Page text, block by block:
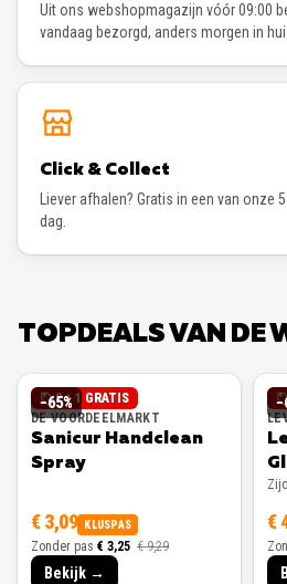
Uit ons webshopmagazijn vóór 09:00
vandaag bezorgd, anders morgen in
Click & Collect
Liever afhalen? Gratis in een van onze
dag.
TOPDEALS VAN DE
−65%
2 + 1 GRATIS
DE VOORDEELMARKT
Sanicur Handclean
Spray
€ 3,09 KLUSPAS
Zonder pas € 3,25 € 9,29
Bekijk →
−
€